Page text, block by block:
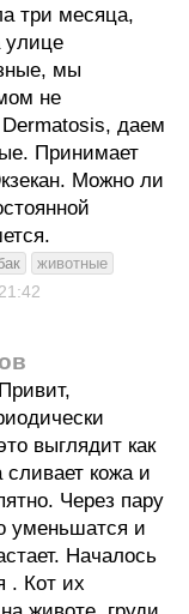
три месяца,
улице
мы
не
даем
Принимает
Можно ли
животные
21:42
выглядит как
сливает кожа и
Через пару
уменьшатся и
Началось
. Кот их